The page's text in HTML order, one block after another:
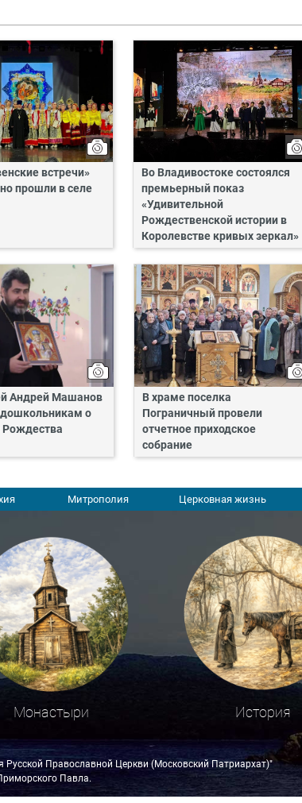
встречи»
прошли в селе
Во Владивостоке состоялся
премьерный показ
«Удивительной
Рождественской истории в
Королевстве кривых зеркал»
Андрей Машанов
дошкольникам о
Рождества
В храме поселка
Пограничный провели
отчетное приходское
собрание
Митрополия Церковная жизнь
Монастыри История
Русской Православной Церкви (Московский Патриархат)"
Павла.